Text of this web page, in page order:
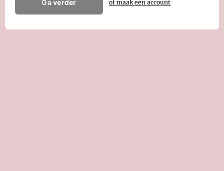
Ga verder of maak een account